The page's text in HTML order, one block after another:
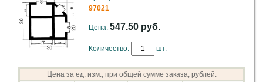
97021
Цена: 547.50 руб.
Количество: шт.
Цена за ед. изм., при общей сумме заказа, рублей: